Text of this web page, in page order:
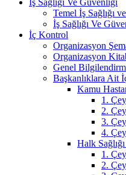
Temel İş Sağlığı
İş Sağlığı Ve
İç Kontrol
Organizasyon
Organizasyon
Genel
Başkanlıklara Ait
Kamu
1.
2.
3.
4.
Halk
1.
2.